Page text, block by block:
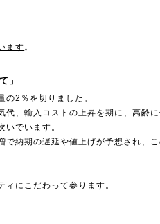
ます。
」
の2％を切りました。
代、輸入コストの上昇を期に、高齢
いでいます。
で納期の遅延や値上げが予想され、
にこだわって参ります。